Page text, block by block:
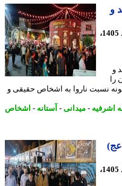
2 روز پیش - شنبه 17 مرداد 1405،
ناروا به اشخاص حقیقی و
-میدانی- آستانه-اشخاص
2 روز پیش - جمعه 16 مرداد 1405،